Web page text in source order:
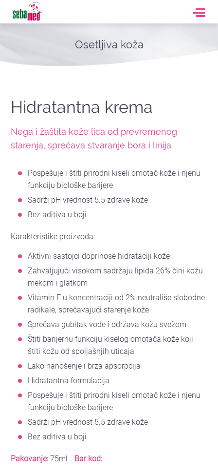
Osetljiva koža
Hidratantna krema
Nega i žaštita kože lica od prevremenog
starenja, sprečava stvaranje bora i linija.
Pospešuje i štiti prirodni kiseli omotač kože i njenu
funkciju biološke barijere
Sadrži pH vrednost 5.5 zdrave kože
Bez aditiva u boji
Karakteristike proizvoda:
Aktivni sastojci doprinose hidrataciji kože
Zahvaljujući visokom sadržaju lipida 26% čini kožu
mekom i glatkom
Vitamin E u koncentraciji od 2% neutrališe slobodne
radikale, sprečavajući starenje kože
Sprečava gubitak vode i održava kožu svežom
Štiti barijernu funkciju kiselog omotača kože koji
štiti kožu od spoljašnjih uticaja
Lako nanošenje i brza apsorpcija
Hidratantna formulacija
Pospešuje i štiti prirodni kiseli omotač kože i njenu
funkciju biološke barijere
Sadrži pH vrednost 5.5 zdrave kože
Bez aditiva u boji
Pakovanje:75ml Bar kod: